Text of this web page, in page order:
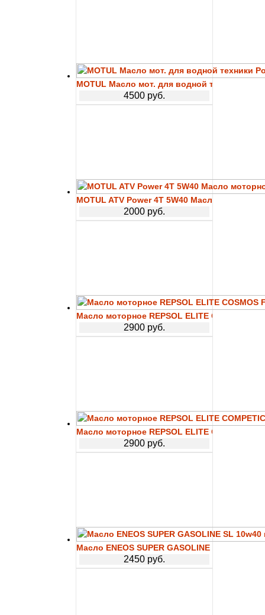
MOTUL Масло мот. для водной техники
4500 руб.
MOTUL ATV Power 4T 5W40 Масло моторное
2000 руб.
Масло моторное REPSOL ELITE COSMOS F
2900 руб.
Масло моторное REPSOL ELITE
2900 руб.
Масло ENEOS SUPER GASOLINE SL 10w40 п/
2450 руб.